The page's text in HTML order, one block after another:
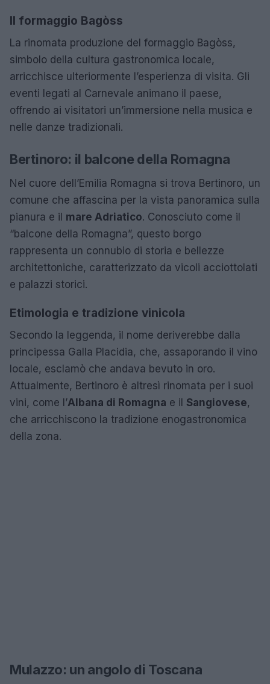
Il formaggio Bagòss
La rinomata produzione del formaggio Bagòss,
simbolo della cultura gastronomica locale,
arricchisce ulteriormente l’esperienza di visita. Gli
eventi legati al Carnevale animano il paese,
offrendo ai visitatori un’immersione nella musica e
nelle danze tradizionali.
Bertinoro: il balcone della Romagna
Nel cuore dell’Emilia Romagna si trova Bertinoro, un
comune che affascina per la vista panoramica sulla
pianura e il mare Adriatico. Conosciuto come il
“balcone della Romagna”, questo borgo
rappresenta un connubio di storia e bellezze
architettoniche, caratterizzato da vicoli acciottolati
e palazzi storici.
Etimologia e tradizione vinicola
Secondo la leggenda, il nome deriverebbe dalla
principessa Galla Placidia, che, assaporando il vino
locale, esclamò che andava bevuto in oro.
Attualmente, Bertinoro è altresì rinomata per i suoi
vini, come l’Albana di Romagna e il Sangiovese,
che arricchiscono la tradizione enogastronomica
della zona.
Mulazzo: un angolo di Toscana